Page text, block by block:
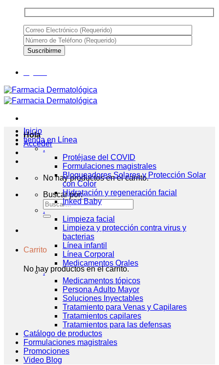
Hola
Acceder
No hay productos en el carrito.
Buscar por:
Carrito
No hay productos en el carrito.
Inicio
tienda en Línea
.
Protéjase del COVID
Formulaciones magistrales
Bloqueadores Solares y Protección Solar
con Color
Hidratación y regeneración facial
Inked Baby
.
Limpieza facial
Limpieza y protección contra virus y
bacterias
Línea infantil
Línea Corporal
Medicamentos Orales
.
Medicamentos tópicos
Persona Adulto Mayor
Soluciones Inyectables
Tratamiento para Venas y Capilares
Tratamientos capilares
Tratamientos para las defensas
Catálogo de productos
Formulaciones magistrales
Promociones
Video Blog